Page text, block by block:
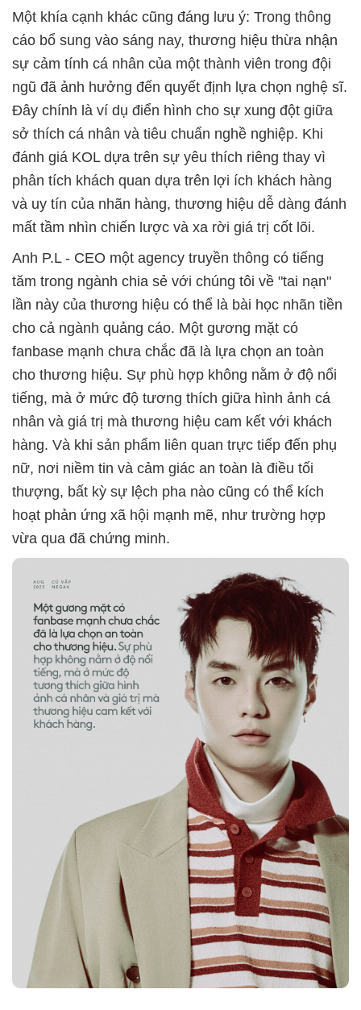
Một khía cạnh khác cũng đáng lưu ý: Trong thông
cáo bổ sung vào sáng nay, thương hiệu thừa nhận
sự cảm tính cá nhân của một thành viên trong đội
ngũ đã ảnh hưởng đến quyết định lựa chọn nghệ sĩ.
Đây chính là ví dụ điển hình cho sự xung đột giữa
sở thích cá nhân và tiêu chuẩn nghề nghiệp. Khi
đánh giá KOL dựa trên sự yêu thích riêng thay vì
phân tích khách quan dựa trên lợi ích khách hàng
và uy tín của nhãn hàng, thương hiệu dễ dàng đánh
mất tầm nhìn chiến lược và xa rời giá trị cốt lõi.
Anh P.L - CEO một agency truyền thông có tiếng
tăm trong ngành chia sẻ với chúng tôi về "tai nạn"
lần này của thương hiệu có thể là bài học nhãn tiền
cho cả ngành quảng cáo. Một gương mặt có
fanbase mạnh chưa chắc đã là lựa chọn an toàn
cho thương hiệu. Sự phù hợp không nằm ở độ nổi
tiếng, mà ở mức độ tương thích giữa hình ảnh cá
nhân và giá trị mà thương hiệu cam kết với khách
hàng. Và khi sản phẩm liên quan trực tiếp đến phụ
nữ, nơi niềm tin và cảm giác an toàn là điều tối
thượng, bất kỳ sự lệch pha nào cũng có thể kích
hoạt phản ứng xã hội mạnh mẽ, như trường hợp
vừa qua đã chứng minh.